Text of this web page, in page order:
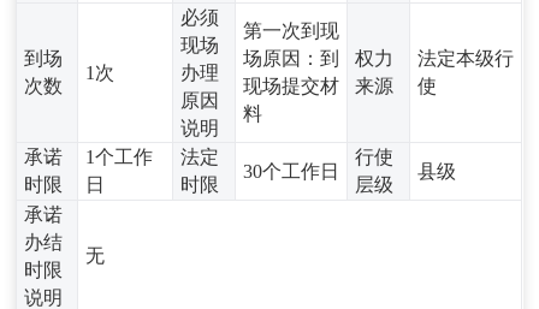
到场
次数
1次
必须
现场
办理
原因
说明
第一次到现
场原因：到
现场提交材
料
权力
来源
法定本级行
使
承诺
时限
1个工作
日
法定
时限
30个工作日
行使
层级
县级
承诺
办结
时限
说明
无